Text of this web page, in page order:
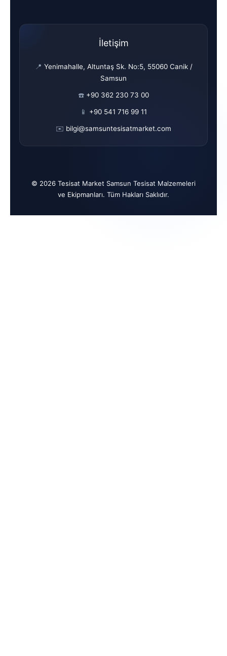
İletişim
📍 Yenimahalle, Altuntaş Sk. No:5, 55060 Canik /
Samsun
☎️ +90 362 230 73 00
📱 +90 541 716 99 11
✉️ bilgi@samsuntesisatmarket.com
© 2026 Tesisat Market Samsun Tesisat Malzemeleri
ve Ekipmanları. Tüm Hakları Saklıdır.